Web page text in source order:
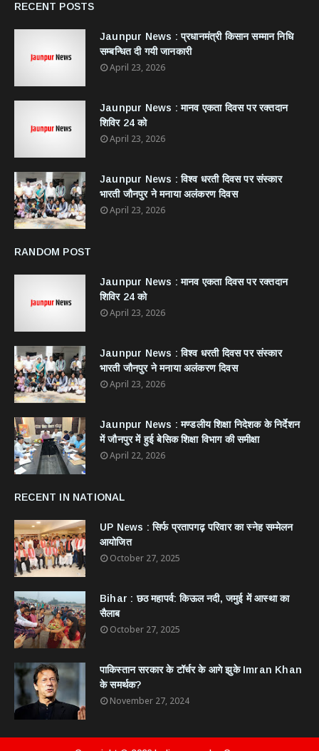
RECENT POSTS
Jaunpur News : ​प्रधानमंत्री किसान सम्मान निधि
सम्बन्धित दी गयी जानकारी
April 23, 2026
Jaunpur News : ​मानव एकता दिवस पर रक्तदान
शिविर 24 को
April 23, 2026
Jaunpur News : विश्व धरती दिवस पर संस्कार
भारती जौनपुर ने मनाया अलंकरण दिवस
April 23, 2026
RANDOM POST
Jaunpur News : ​मानव एकता दिवस पर रक्तदान
शिविर 24 को
April 23, 2026
Jaunpur News : विश्व धरती दिवस पर संस्कार
भारती जौनपुर ने मनाया अलंकरण दिवस
April 23, 2026
Jaunpur News : ​मण्डलीय शिक्षा निदेशक के निर्देशन
में जौनपुर में हुई बेसिक शिक्षा विभाग की समीक्षा
April 22, 2026
RECENT IN NATIONAL
UP News : सिर्फ प्रतापगढ़ परिवार का स्नेह सम्मेलन
आयोजित
October 27, 2025
Bihar : छठ महापर्व: किऊल नदी, जमुई में आस्था का
सैलाब
October 27, 2025
​पाकिस्तान सरकार के टॉर्चर के आगे झुके Imran Khan
के समर्थक?
November 27, 2024